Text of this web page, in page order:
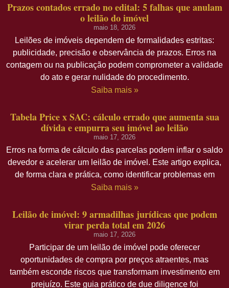
Prazos contados errado no edital: 5 falhas que anulam
o leilão do imóvel
maio 18, 2026
Leilões de imóveis dependem de formalidades estritas:
publicidade, precisão e observância de prazos. Erros na
contagem ou na publicação podem comprometer a validade
do ato e gerar nulidade do procedimento.
Saiba mais »
Tabela Price x SAC: cálculo errado que aumenta sua
dívida e empurra seu imóvel ao leilão
maio 17, 2026
Erros na forma de cálculo das parcelas podem inflar o saldo
devedor e acelerar um leilão de imóvel. Este artigo explica,
de forma clara e prática, como identificar problemas em
Saiba mais »
Leilão de imóvel: 9 armadilhas jurídicas que podem
virar perda total em 2026
maio 17, 2026
Participar de um leilão de imóvel pode oferecer
oportunidades de compra por preços atraentes, mas
também esconde riscos que transformam investimento em
prejuízo. Este guia prático de due diligence foi